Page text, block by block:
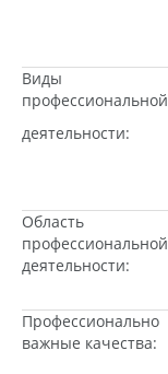
Виды
профессиональной
деятельности:
Область
профессиональной
деятельности:
Профессионально
важные качества: